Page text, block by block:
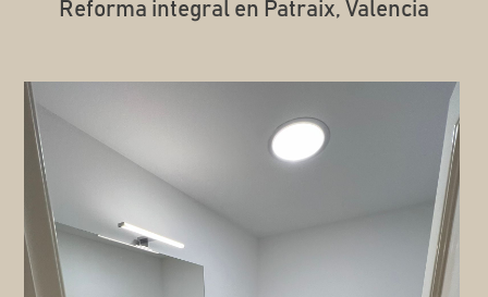
Reforma integral en Patraix, Valencia